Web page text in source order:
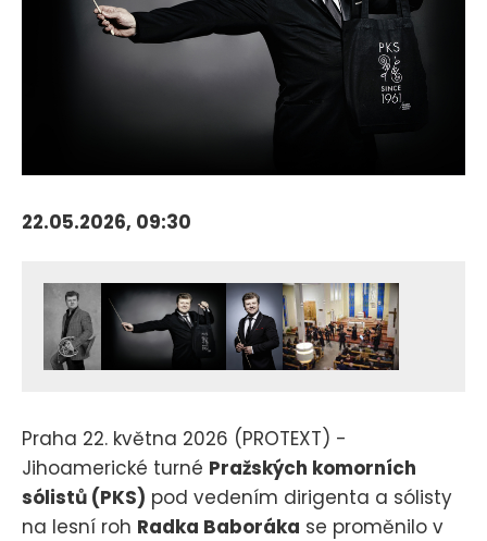
22.05.2026, 09:30
Praha 22. května 2026 (PROTEXT) -
Jihoamerické turné Pražských komorních
sólistů (PKS) pod vedením dirigenta a sólisty
na lesní roh Radka Baboráka se proměnilo v